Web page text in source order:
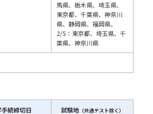
問 大学進学IDについて
このサイトについて
について 受付内容・発送状況の確認
馬県、栃木県、埼玉県、
東京都、千葉県、神奈川
県、静岡県、福岡県、
2/5：東京都、埼玉県、千
葉県、神奈川県
手続締切日 試験地（共通テスト除く）